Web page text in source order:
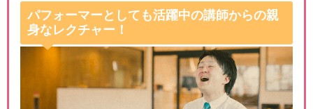
パフォーマーとしても活躍中の講師からの親
身なレクチャー！